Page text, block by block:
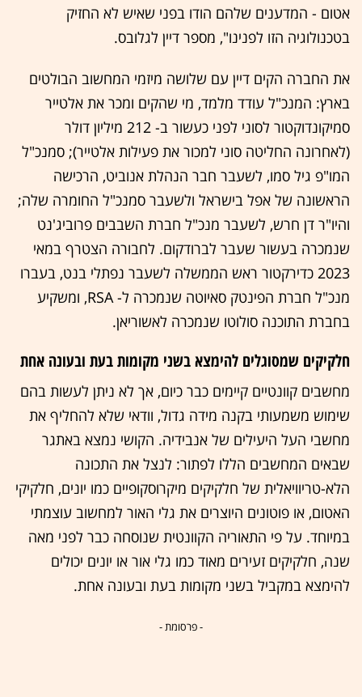
אטום - המדענים שלהם הודו בפני שאיש לא החזיק
בטכנולוגיה הזו לפנינו", מספר דיין לגלובס.
את החברה הקים דיין עם שלושה מיזמי המחשוב הבולטים
בארץ: המנכ"ל עודד מלמד, מי שהקים ומכר את אלטייר
סמיקונדוקטור לסוני לפני כעשור ב- 212 מיליון דולר
(לאחרונה החליטה סוני למכור את פעילות אלטייר); סמנכ"ל
המו"פ גיל סמו, לשעבר חבר הנהלת אנוביט, הרכישה
הראשונה של אפל בישראל ולשעבר סמנכ"ל החומרה שלה;
והיו"ר דן חרש, לשעבר מנכ"ל חברת השבבים פרוביג'נט
שנמכרה בעשור שעבר לברודקום. לחבורה הצטרף במאי
2023 כדירקטור ראש הממשלה לשעבר נפתלי בנט, בעברו
מנכ"ל חברת הפינטק סאיוטה שנמכרה ל- RSA, ומשקיע
בחברת התוכנה סולוטו שנמכרה לאשוריאן.
חלקיקים שמסוגלים להימצא בשני מקומות בעת ובעונה אחת
מחשבים קוונטיים קיימים כבר כיום, אך לא ניתן לעשות בהם
שימוש משמעותי בקנה מידה גדול, וודאי שלא להחליף את
מחשבי העל היעילים של אנבידיה. הקושי נמצא באתגר
שבאים המחשבים הללו לפתור: לנצל את התכונה
הלא-טריוויאלית של חלקיקים מיקרוסקופיים כמו יונים, חלקיקי
האטום, או פוטונים היוצרים את גלי האור למחשוב עוצמתי
במיוחד. על פי התאוריה הקוונטית שנוסחה כבר לפני מאה
שנה, חלקיקים זעירים מאוד כמו גלי אור או יונים יכולים
להימצא במקביל בשני מקומות בעת ובעונה אחת.
- פרסומת -